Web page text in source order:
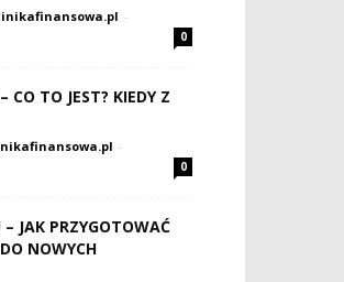
-
0
CO TO JEST? KIEDY Z
-
0
– JAK PRZYGOTOWAĆ
NOWYCH